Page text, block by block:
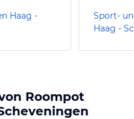
Haag -
Sport-
Haag -
Roompot